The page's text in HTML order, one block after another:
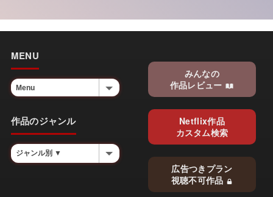
MENU
作品のジャンル
みんなの
作品レビュー
Netflix作品
カスタム検索
広告つきプラン
視聴不可作品